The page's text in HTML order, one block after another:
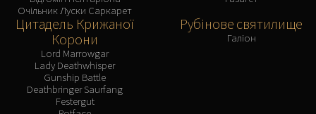
Очільник Луски Саркарет
Цитадель Крижаної
Корони
Lord Marrowgar
Lady Deathwhisper
Gunship Battle
Deathbringer Saurfang
Festergut
Рубінове святилище
Галіон